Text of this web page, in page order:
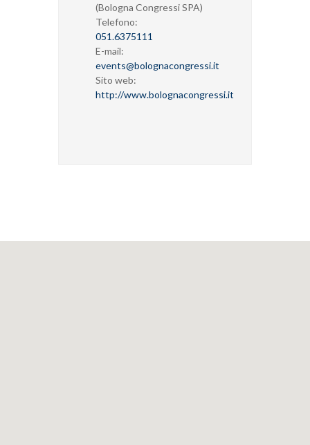
(Bologna Congressi SPA)
Telefono:
051.6375111
E-mail:
events@bolognacongressi.it
Sito web:
http://www.bolognacongressi.it